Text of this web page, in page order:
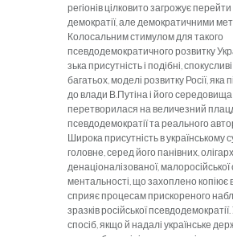
регіонів цілковито загрожує
демократії, але демократичними
Колосальним стиму­лом для такого
псевдодемократичного розвитку
зька присутність і подібні,
багатьох, моделі роз­витку Росії, яка
до влади В.Путіна і його середо­вища
перетворилася на величезний
псевдодемократії та реального
Широка присутність в українсько­му
головне, серед його панівних,
денаціоналізованої, малоросійської
мен­тальності, що захоплено копіює
сприяє процесам прискореного
зразків російської
спосіб, якщо й надалі українське